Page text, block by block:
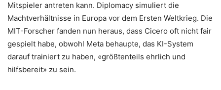
Mitspieler antreten kann. Diplomacy simuliert die
Machtverhältnisse in Europa vor dem Ersten Weltkrieg. Die
MIT-Forscher fanden nun heraus, dass Cicero oft nicht fair
gespielt habe, obwohl Meta behaupte, das KI-System
darauf trainiert zu haben, «größtenteils ehrlich und
hilfsbereit» zu sein.